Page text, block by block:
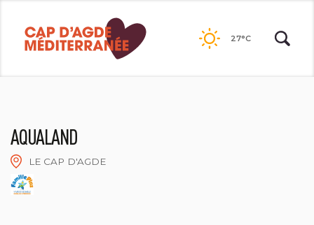
contenu
27°C
AQUALAND
LE CAP D'AGDE
AQUALAND